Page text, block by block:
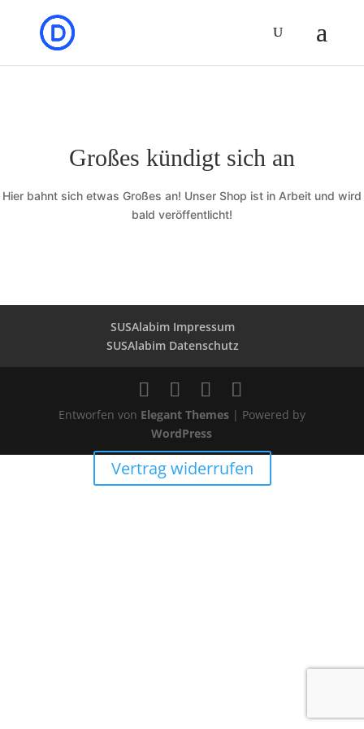
Großes kündigt sich an
Hier bahnt sich etwas Großes an! Unser Shop ist in Arbeit und wird
bald veröffentlicht!
SUSAlabim Impressum
SUSAlabim Datenschutz
Entworfen von Elegant Themes| Powered by
WordPress
Vertrag widerrufen